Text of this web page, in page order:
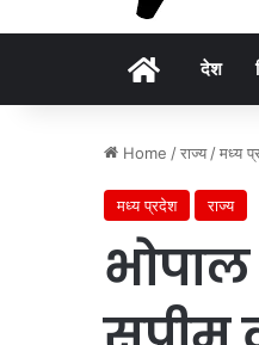
Homeदेश
Home /राज्य /मध्य
मध्य प्रदेश राज्य